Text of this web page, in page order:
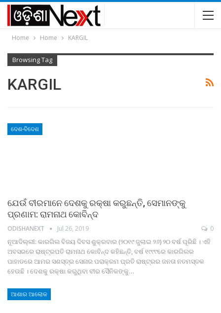
Home Home KARGIL
Browsing Tag
KARGIL
ଦେଶ-ବିଦେଶ
ଯେଉଁ ବୀରମାନେ ଦେଶକୁ ରକ୍ଷା କରୁଛନ୍ତି, ସେମାନଙ୍କୁ
ପ୍ରଣାମ: ରାମନାଥ କୋବିନ୍ଦ
ODISHANEXT Jul 26, 2019 0
ନୂଆଦିଲ୍ଲୀ: କାରଗିଲ ବିଜୟ ଦିବସ ଶୁକ୍ରବାର (୨୦୧୯ ଜୁଲାଇ ୨୬) ୨୦ ବର୍ଷ ପୂରିଛି । ଏହି
ଅବସରରେ ରାଷ୍ଟ୍ରପତି ରାମନାଥ କୋବିନ୍ଦ କହିଛନ୍ତି, ବର୍ଷ ୧୯୯୯ରେ କାରଗିଲର
ପାହାଡରେ ଆମର ସଶସ୍ତ୍ର ସେନାର ପରାକ୍ରମ ପ୍ରତି ରାଷ୍ଟ୍ରର ଜନତା ନତମସ୍ତକ
ହେଉଛି । ଦେଶକୁ ରକ୍ଷା କରୁଥିବା ବୀର ସୈନିକଙ୍କୁ…
ଆଶାର ଆଲୋକ